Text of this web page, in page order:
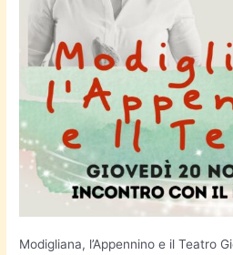
Modigliana, l’Appennino e il Teatro